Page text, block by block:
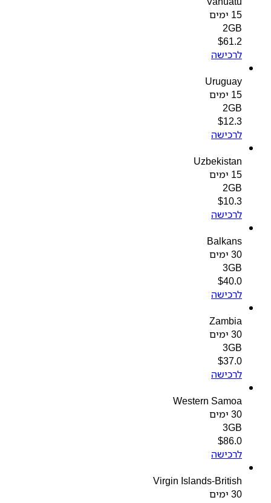
2GB
$61.2
לרכישה
Uruguay
2GB
$12.3
לרכישה
Uzbekistan
2GB
$10.3
לרכישה
Balkans
3GB
$40.0
לרכישה
Zambia
3GB
$37.0
לרכישה
Western Samoa
3GB
$86.0
לרכישה
Virgin Islands-British